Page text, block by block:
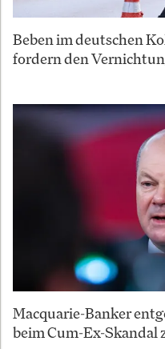
Beben im deutschen
fordern den
Macquarie-Banker
beim Cum-Ex-